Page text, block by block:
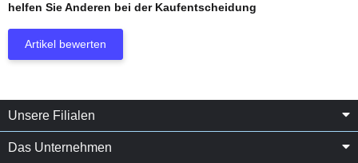
helfen Sie Anderen bei der Kaufentscheidung
Artikel bewerten
Unsere Filialen
Das Unternehmen